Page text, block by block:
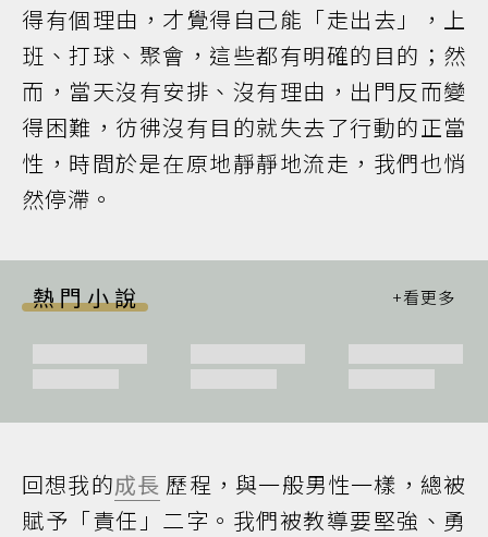
得有個理由，才覺得自己能「走出去」，上
班、打球、聚會，這些都有明確的目的；然
而，當天沒有安排、沒有理由，出門反而變
得困難，彷彿沒有目的就失去了行動的正當
性，時間於是在原地靜靜地流走，我們也悄
然停滯。
熱門小說
回想我的成長 歷程，與一般男性一樣，總被
賦予「責任」二字。我們被教導要堅強、勇